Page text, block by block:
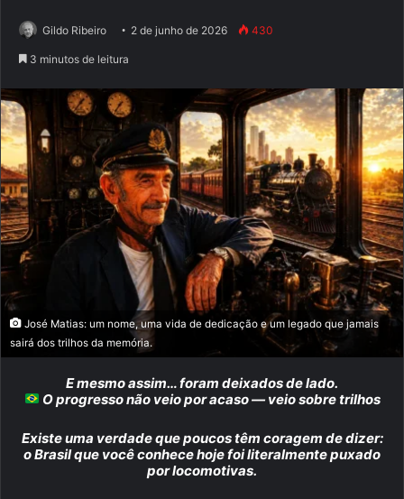
Gildo Ribeiro 2 de junho de 2026 430
3 minutos de leitura
José Matias: um nome, uma vida de dedicação e um legado que jamais
sairá dos trilhos da memória.
E mesmo assim… foram deixados de lado.
O progresso não veio por acaso — veio sobre trilhos
Existe uma verdade que poucos têm coragem de dizer:
o Brasil que você conhece hoje foi literalmente puxado
por locomotivas.